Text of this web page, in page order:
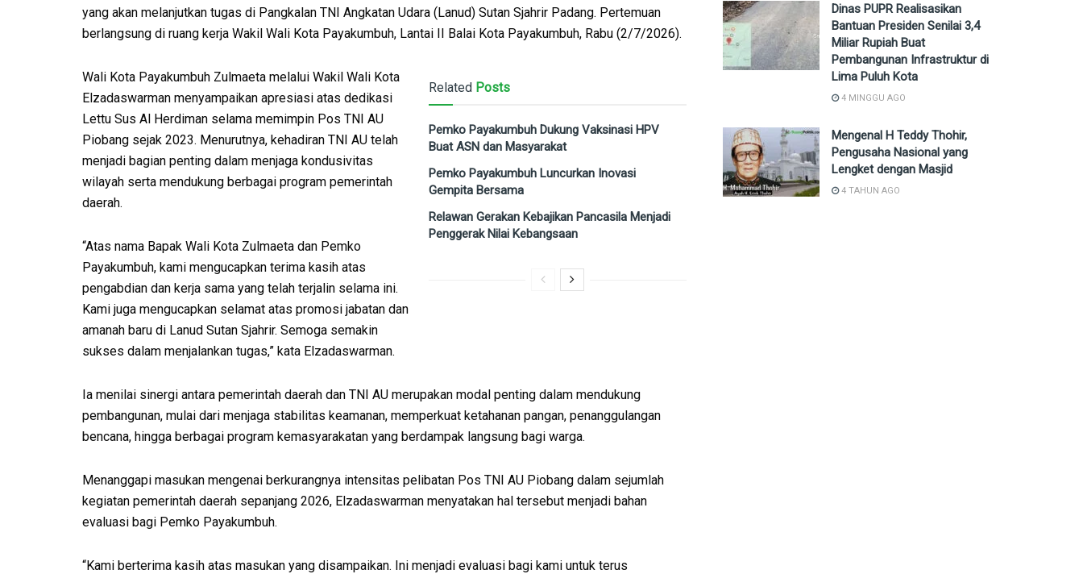
yang akan melanjutkan tugas di Pangkalan TNI Angkatan Udara (Lanud) Sutan Sjahrir Padang. Pertemuan
berlangsung di ruang kerja Wakil Wali Kota Payakumbuh, Lantai II Balai Kota Payakumbuh, Rabu (2/7/2026).
Related Posts
Pemko Payakumbuh Dukung Vaksinasi HPV
Buat ASN dan Masyarakat
Pemko Payakumbuh Luncurkan Inovasi
Gempita Bersama
Relawan Gerakan Kebajikan Pancasila Menjadi
Penggerak Nilai Kebangsaan
Wali Kota Payakumbuh Zulmaeta melalui Wakil Wali Kota
Elzadaswarman menyampaikan apresiasi atas dedikasi
Lettu Sus Al Herdiman selama memimpin Pos TNI AU
Piobang sejak 2023. Menurutnya, kehadiran TNI AU telah
menjadi bagian penting dalam menjaga kondusivitas
wilayah serta mendukung berbagai program pemerintah
daerah.
“Atas nama Bapak Wali Kota Zulmaeta dan Pemko
Payakumbuh, kami mengucapkan terima kasih atas
pengabdian dan kerja sama yang telah terjalin selama ini.
Kami juga mengucapkan selamat atas promosi jabatan dan
amanah baru di Lanud Sutan Sjahrir. Semoga semakin
sukses dalam menjalankan tugas,” kata Elzadaswarman.
Ia menilai sinergi antara pemerintah daerah dan TNI AU merupakan modal penting dalam mendukung
pembangunan, mulai dari menjaga stabilitas keamanan, memperkuat ketahanan pangan, penanggulangan
bencana, hingga berbagai program kemasyarakatan yang berdampak langsung bagi warga.
Menanggapi masukan mengenai berkurangnya intensitas pelibatan Pos TNI AU Piobang dalam sejumlah
kegiatan pemerintah daerah sepanjang 2026, Elzadaswarman menyatakan hal tersebut menjadi bahan
evaluasi bagi Pemko Payakumbuh.
“Kami berterima kasih atas masukan yang disampaikan. Ini menjadi evaluasi bagi kami untuk terus
Dinas PUPR Realisasikan
Bantuan Presiden Senilai 3,4
Miliar Rupiah Buat
Pembangunan Infrastruktur di
Lima Puluh Kota
4 MINGGU AGO
Mengenal H Teddy Thohir,
Pengusaha Nasional yang
Lengket dengan Masjid
4 TAHUN AGO